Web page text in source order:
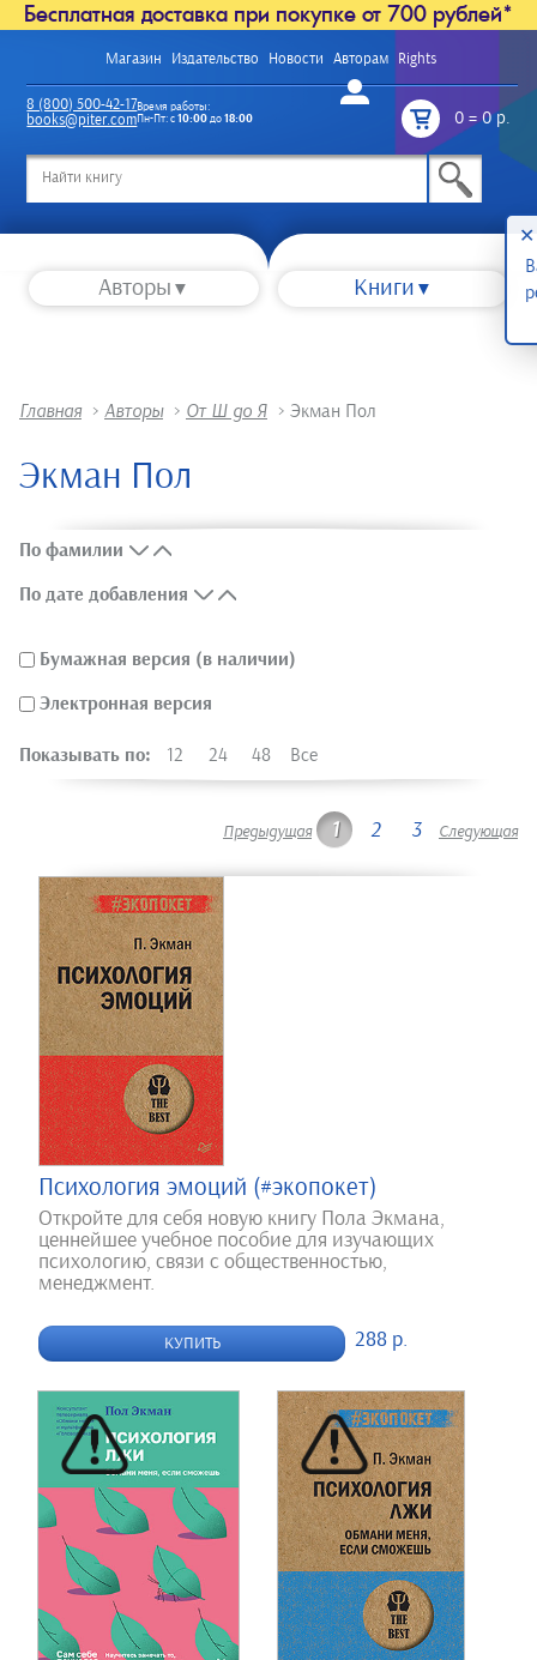
Бесплатная доставка при покупке от 700 рублей*
Магазин Издательство Новости Авторам Rights
Войти
0=0 р.
8 (800) 500-42-17
books@piter.com
Время работы:
Пн-Пт: с10:00до18:00
Авторы Книги
Главная > Авторы > От Ш до Я > Экман Пол
Экман Пол
По фамилии
По дате добавления
Бумажная версия (в наличии)
Электронная версия
Показывать по: 12 24 48 Все
Предыдущая 1 2 3 Следующая
Психология эмоций (#экопокет)
Откройте для себя новую книгу Пола Экмана,
ценнейшее учебное пособие для изучающих
психологию, связи с общественностью,
менеджмент.
КУПИТЬ 288 р.
✕